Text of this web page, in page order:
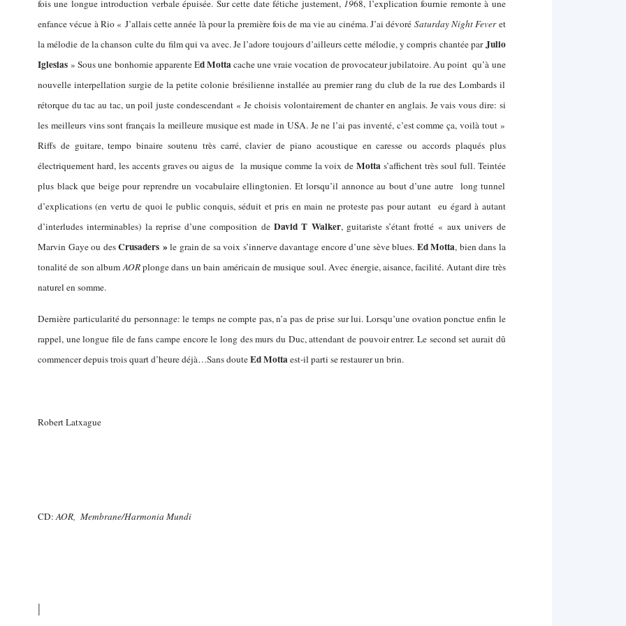
fois une longue introduction verbale épuisée. Sur cette date fétiche justement, 1968, l’explication fournie remonte à une
enfance vécue à Rio « J’allais cette année là pour la première fois de ma vie au cinéma. J’ai dévoré Saturday Night Feveret
la mélodie de la chanson culte du film qui va avec. Je l’adore toujours d’ailleurs cette mélodie, y compris chantée parJulio
Iglesias » Sous une bonhomie apparente Ed Mottacache une vraie vocation de provocateur jubilatoire. Au point qu’à une
nouvelle interpellation surgie de la petite colonie brésilienne installée au premier rang du club de la rue des Lombards il
rétorque du tac au tac, un poil juste condescendant « Je choisis volontairement de chanter en anglais. Je vais vous dire: si
les meilleurs vins sont français la meilleure musique est made in USA. Je ne l’ai pas inventé, c’est comme ça, voilà tout »
Riffs de guitare, tempo binaire soutenu très carré, clavier de piano acoustique en caresse ou accords plaqués plus
électriquement hard, les accents graves ou aigus de la musique comme la voix deMotta s’affichent très soul full. Teintée
plus black que beige pour reprendre un vocabulaire ellingtonien. Et lorsqu’il annonce au bout d’une autre long tunnel
d’explications (en vertu de quoi le public conquis, séduit et pris en main ne proteste pas pour autant eu égard à autant
d’interludes interminables) la reprise d’une composition de David T Walker, guitariste s’étant frotté « aux univers de
Marvin Gaye ou desCrusaders » le grain de sa voix s’innerve davantage encore d’une sève blues. Ed Motta, bien dans la
tonalité de son albumAORplonge dans un bain américain de musique soul. Avec énergie, aisance, facilité. Autant dire très
naturel en somme.
Dernière particularité du personnage: le temps ne compte pas, n’a pas de prise sur lui. Lorsqu’une ovation ponctue enfin le
rappel, une longue file de fans campe encore le long des murs du Duc, attendant de pouvoir entrer. Le second set aurait dû
commencer depuis trois quart d’heure déjà…Sans douteEd Mottaest-il parti se restaurer un brin.
Robert Latxague
CD:AOR, Membrane/Harmonia Mundi